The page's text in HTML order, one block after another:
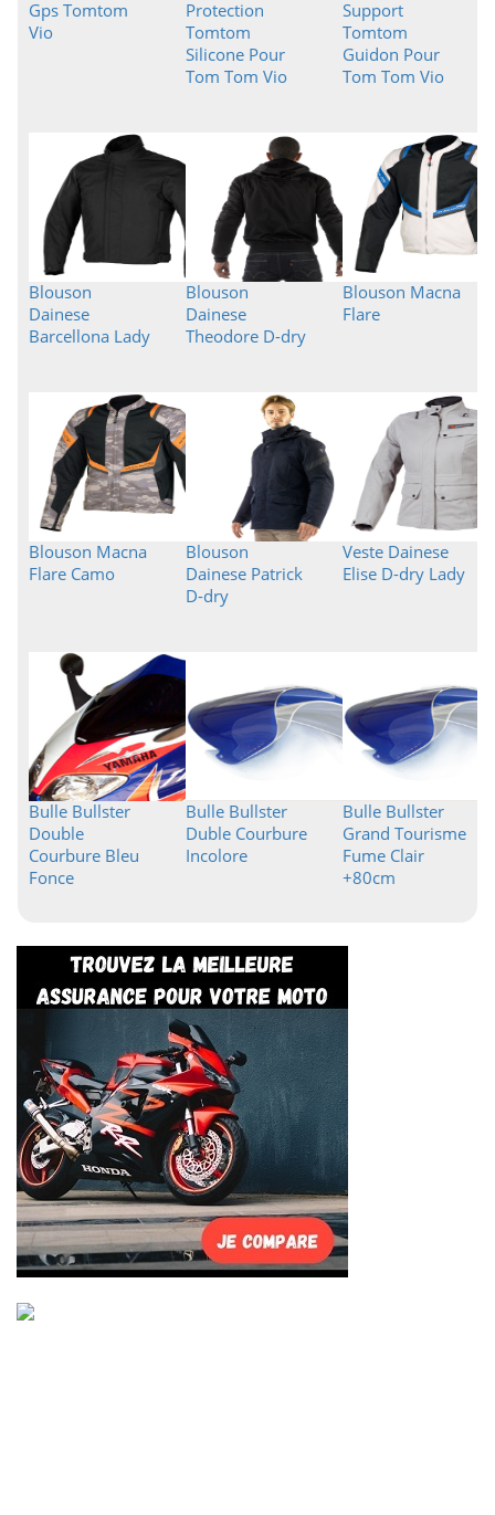
Gps Tomtom
Vio
Protection
Tomtom
Silicone Pour
Tom Tom Vio
Support
Tomtom
Guidon Pour
Tom Tom Vio
Blouson
Dainese
Barcellona Lady
Blouson
Dainese
Theodore D-dry
Blouson Macna
Flare
Blouson Macna
Flare Camo
Blouson
Dainese Patrick
D-dry
Veste Dainese
Elise D-dry Lady
Bulle Bullster
Double
Courbure Bleu
Fonce
Bulle Bullster
Duble Courbure
Incolore
Bulle Bullster
Grand Tourisme
Fume Clair
+80cm